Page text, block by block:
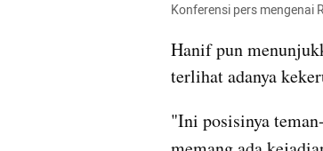
Konferensi pers
Hanif pun
terlihat adanya
"Ini posisinya